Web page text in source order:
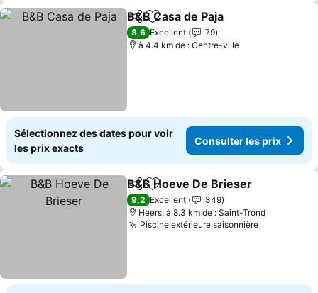
PartagerAjouter à mes favoris
B&B Casa de Paja
8,6 Excellent
79
à 4.4 km de : Centre-ville
Sélectionnez des dates pour voir
les prix exacts
Consulter les prix
PartagerAjouter à mes favoris
B&B Hoeve De Brieser
9,2 Excellent
349
Heers, à 8.3 km de : Saint-Trond
Piscine extérieure saisonnière